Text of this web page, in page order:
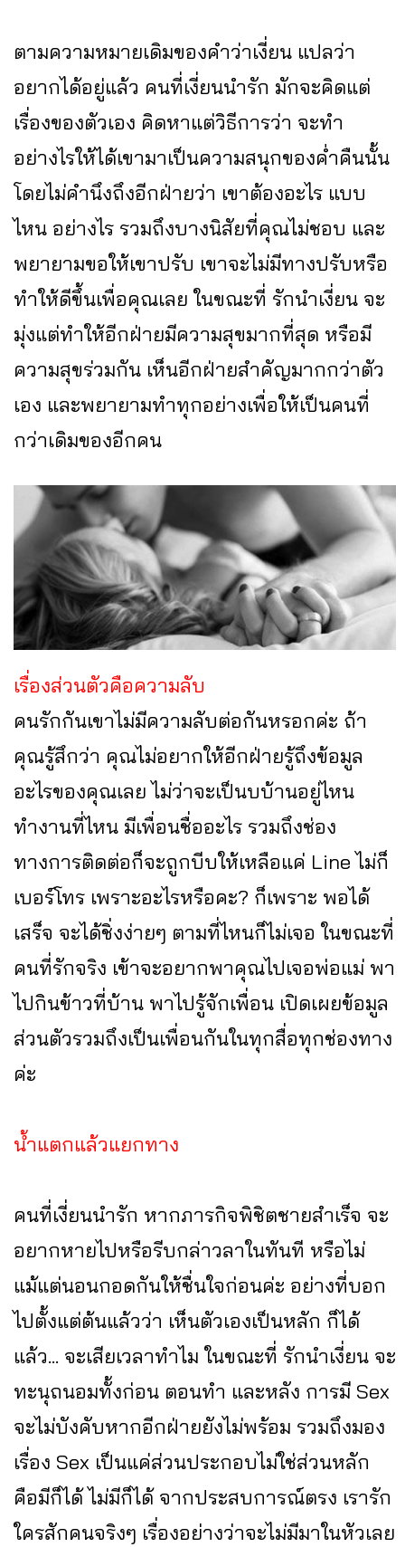
ตามความหมายเดิมของคำว่าเงี่ยน แปลว่า
อยากได้อยู่แล้ว คนที่เงี่ยนนำรัก มักจะคิดแต่
เรื่องของตัวเอง คิดหาแต่วิธีการว่า จะทำ
อย่างไรให้ได้เขามาเป็นความสนุกของค่ำคืนนั้น
โดยไม่คำนึงถึงอีกฝ่ายว่า เขาต้องอะไร แบบ
ไหน อย่างไร รวมถึงบางนิสัยที่คุณไม่ชอบ และ
พยายามขอให้เขาปรับ เขาจะไม่มีทางปรับหรือ
ทำให้ดีขึ้นเพื่อคุณเลย ในขณะที่ รักนำเงี่ยน จะ
มุ่งแต่ทำให้อีกฝ่ายมีความสุขมากที่สุด หรือมี
ความสุขร่วมกัน เห็นอีกฝ่ายสำคัญมากกว่าตัว
เอง และพยายามทำทุกอย่างเพื่อให้เป็นคนที่
กว่าเดิมของอีกคน
เรื่องส่วนตัวคือความลับ
คนรักกันเขาไม่มีความลับต่อกันหรอกค่ะ ถ้า
คุณรู้สึกว่า คุณไม่อยากให้อีกฝ่ายรู้ถึงข้อมูล
อะไรของคุณเลย ไม่ว่าจะเป็นบบ้านอยู่ไหน
ทำงานที่ไหน มีเพื่อนชื่ออะไร รวมถึงช่อง
ทางการติดต่อก็จะถูกบีบให้เหลือแค่ Line ไม่ก็
เบอร์โทร เพราะอะไรหรือคะ? ก็เพราะ พอได้
เสร็จ จะได้ชิ่งง่ายๆ ตามที่ไหนก็ไม่เจอ ในขณะที่
คนที่รักจริง เข้าจะอยากพาคุณไปเจอพ่อแม่ พา
ไปกินข้าวที่บ้าน พาไปรู้จักเพื่อน เปิดเผยข้อมูล
ส่วนตัวรวมถึงเป็นเพื่อนกันในทุกสื่อทุกช่องทาง
ค่ะ
น้ำแตกแล้วแยกทาง
คนที่เงี่ยนนำรัก หากภารกิจพิชิตชายสำเร็จ จะ
อยากหายไปหรือรีบกล่าวลาในทันที หรือไม่
แม้แต่นอนกอดกันให้ชื่นใจก่อนค่ะ อย่างที่บอก
ไปตั้งแต่ต้นแล้วว่า เห็นตัวเองเป็นหลัก ก็ได้
แล้ว... จะเสียเวลาทำไม ในขณะที่ รักนำเงี่ยน จะ
ทะนุถนอมทั้งก่อน ตอนทำ และหลัง การมี Sex
จะไม่บังคับหากอีกฝ่ายยังไม่พร้อม รวมถึงมอง
เรื่อง Sex เป็นแค่ส่วนประกอบไม่ใช่ส่วนหลัก
คือมีก็ได้ ไม่มีก็ได้ จากประสบการณ์ตรง เรารัก
ใครสักคนจริงๆ เรื่องอย่างว่าจะไม่มีมาในหัวเลย